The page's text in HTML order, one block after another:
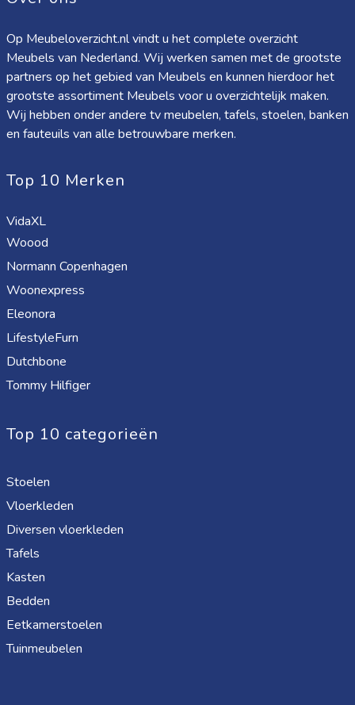
Op Meubeloverzicht.nl vindt u het complete overzicht
Meubels van Nederland. Wij werken samen met de grootste
partners op het gebied van Meubels en kunnen hierdoor het
grootste assortiment Meubels voor u overzichtelijk maken.
Wij hebben onder andere tv meubelen, tafels, stoelen, banken
en fauteuils van alle betrouwbare merken.
Top 10 Merken
VidaXL
Woood
Normann Copenhagen
Woonexpress
Eleonora
LifestyleFurn
Dutchbone
Tommy Hilfiger
Top 10 categorieën
Stoelen
Vloerkleden
Diversen vloerkleden
Tafels
Kasten
Bedden
Eetkamerstoelen
Tuinmeubelen